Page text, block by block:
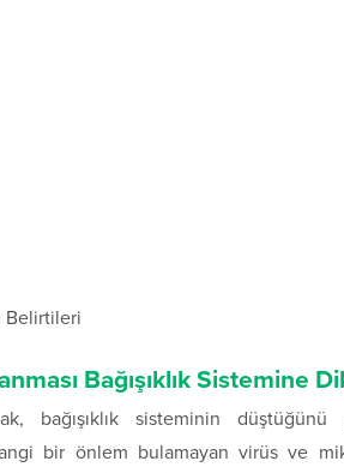
Belirtileri
Bağışıklık Sistemine
bağışıklık sisteminin
bir önlem bulamayan virüs ve